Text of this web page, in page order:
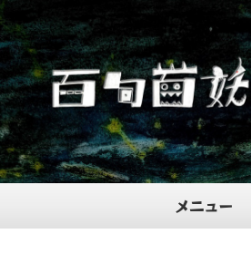
メニュー